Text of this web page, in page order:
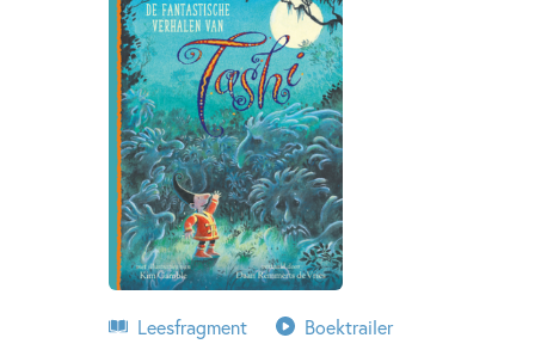
Leesfragment Boektrailer